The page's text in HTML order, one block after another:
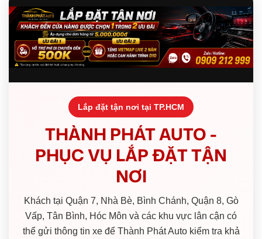
Lắp đặt tận nơi tại TP.HCM
THÀNH PHÁT AUTO -
PHỤC VỤ LẮP ĐẶT TẬN
NƠI
Khách tại Quận 7, Nhà Bè, Bình Chánh, Quận 8, Gò
Vấp, Tân Bình, Hóc Môn và các khu vực lân cận có
thể gửi thông tin xe để Thành Phát Auto kiểm tra khả